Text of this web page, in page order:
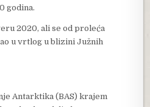
godina.
2020, ali se od proleća
u vrtlog u blizini Južnih
Antarktika (BAS) krajem